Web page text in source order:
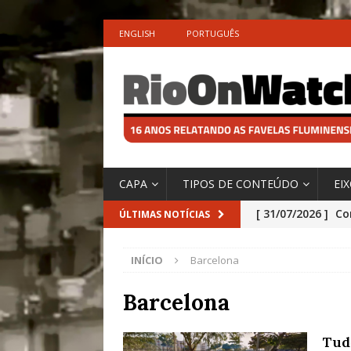
ENGLISH PORTUGUÊS
CAPA TIPOS DE CONTEÚDO
ÚLTIMAS NOTÍCIAS [ 31/07/2026 ]
Especial do
INÍCIO Barcelona
Barcelona